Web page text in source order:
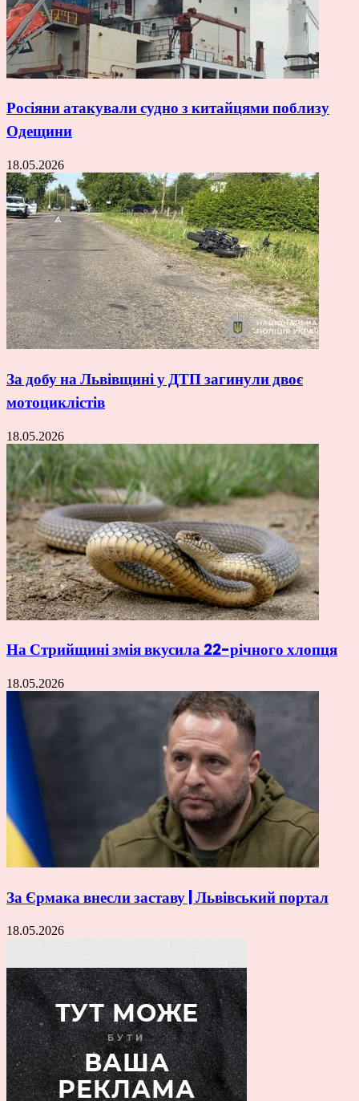
Росіяни атакували судно з китайцями поблизу
Одещини
18.05.2026
За добу на Львівщині у ДТП загинули двоє
мотоциклістів
18.05.2026
На Стрийщині змія вкусила 22-річного хлопця
18.05.2026
За Єрмака внесли заставу | Львівський портал
18.05.2026